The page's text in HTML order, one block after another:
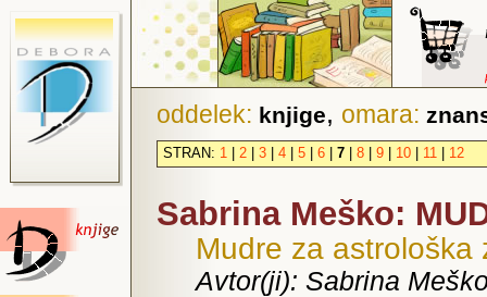
oddelek: knjige, omara:
STRAN: 1 2 3 4 5 6 7 8 9 10 11 12
Sabrina Meško:
Mudre za astrološka
Avtor(ji): Sabrina